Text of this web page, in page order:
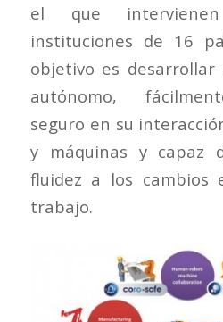
el que
instituciones de 16
objetivo es
autónomo,
seguro en su
y máquinas y capaz
fluidez a los cambios
trabajo.